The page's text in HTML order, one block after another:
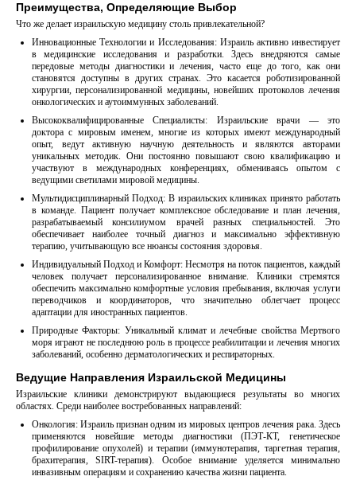
Преимущества, Определяющие Выбор
Что же делает израильскую медицину столь привлекательной?
Инновационные Технологии и Исследования: Израиль активно инвестирует
в медицинские исследования и разработки. Здесь внедряются самые
передовые методы диагностики и лечения, часто еще до того, как они
становятся доступны в других странах. Это касается роботизированной
хирургии, персонализированной медицины, новейших протоколов лечения
онкологических и аутоиммунных заболеваний.
Высококвалифицированные Специалисты: Израильские врачи — это
доктора с мировым именем, многие из которых имеют международный
опыт, ведут активную научную деятельность и являются авторами
уникальных методик. Они постоянно повышают свою квалификацию и
участвуют в международных конференциях, обмениваясь опытом с
ведущими светилами мировой медицины.
Мультидисциплинарный Подход: В израильских клиниках принято работать
в команде. Пациент получает комплексное обследование и план лечения,
разрабатываемый консилиумом врачей разных специальностей. Это
обеспечивает наиболее точный диагноз и максимально эффективную
терапию, учитывающую все нюансы состояния здоровья.
Индивидуальный Подход и Комфорт: Несмотря на поток пациентов, каждый
человек получает персонализированное внимание. Клиники стремятся
обеспечить максимально комфортные условия пребывания, включая услуги
переводчиков и координаторов, что значительно облегчает процесс
адаптации для иностранных пациентов.
Природные Факторы: Уникальный климат и лечебные свойства Мертвого
моря играют не последнюю роль в процессе реабилитации и лечения многих
заболеваний, особенно дерматологических и респираторных.
Ведущие Направления Израильской Медицины
Израильские клиники демонстрируют выдающиеся результаты во многих
областях. Среди наиболее востребованных направлений:
Онкология: Израиль признан одним из мировых центров лечения рака. Здесь
применяются новейшие методы диагностики (ПЭТ-КТ, генетическое
профилирование опухолей) и терапии (иммунотерапия, таргетная терапия,
брахитерапия, SIRT-терапия). Особое внимание уделяется минимально
инвазивным операциям и сохранению качества жизни пациента.